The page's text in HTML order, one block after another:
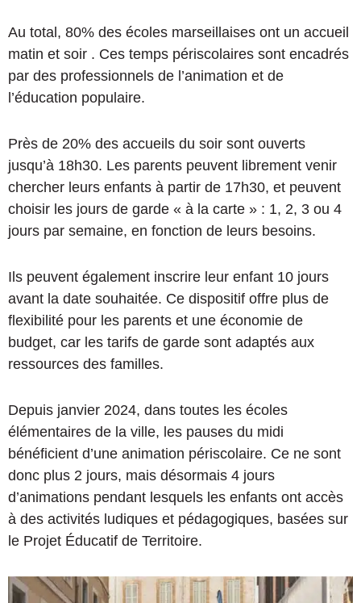
Au total, 80% des écoles marseillaises ont un accueil
matin et soir . Ces temps périscolaires sont encadrés
par des professionnels de l’animation et de
l’éducation populaire.
Près de 20% des accueils du soir sont ouverts
jusqu’à 18h30. Les parents peuvent librement venir
chercher leurs enfants à partir de 17h30, et peuvent
choisir les jours de garde « à la carte » : 1, 2, 3 ou 4
jours par semaine, en fonction de leurs besoins.
Ils peuvent également inscrire leur enfant 10 jours
avant la date souhaitée. Ce dispositif offre plus de
flexibilité pour les parents et une économie de
budget, car les tarifs de garde sont adaptés aux
ressources des familles.
Depuis janvier 2024, dans toutes les écoles
élémentaires de la ville, les pauses du midi
bénéficient d’une animation périscolaire. Ce ne sont
donc plus 2 jours, mais désormais 4 jours
d’animations pendant lesquels les enfants ont accès
à des activités ludiques et pédagogiques, basées sur
le Projet Éducatif de Territoire.